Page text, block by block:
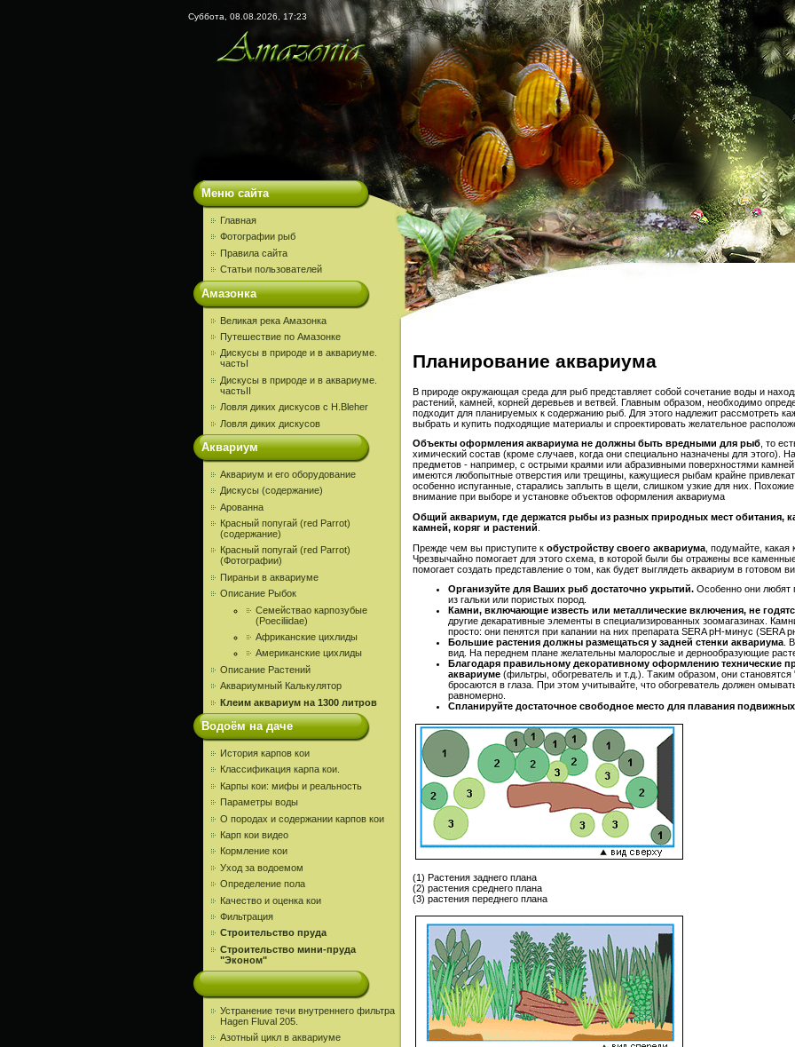
Суббота, 08.08.2026, 17:23
Меню сайта
Главная
Фотографии рыб
Правила сайта
Статьи пользователей
Амазонка
Великая река Амазонка
Путешествие по Амазонке
Дискусы в природе и в аквариуме.
частьI
Дискусы в природе и в аквариуме.
частьII
Ловля диких дискусов c H.Bleher
Ловля диких дискусов
Аквариум
Аквариум и его оборудование
Дискусы (содержание)
Арованна
Красный попугай (red Parrot)
(содержание)
Красный попугай (red Parrot)
(Фотографии)
Пираньи в аквариуме
Описание Рыбок
Семействао карпозубые
(Poeciliidae)
Африканские цихлиды
Американские цихлиды
Описание Растений
Аквариумный Калькулятор
Клеим аквариум на 1300 литров
Водоём на даче
История карпов кои
Классификация карпа кои.
Карпы кои: мифы и реальность
Параметры воды
О породах и содержании карпов кои
Карп кои видео
Кормление кои
Уход за водоемом
Определение пола
Качество и оценка кои
Фильтрация
Строительство пруда
Строительство мини-пруда
"Эконом"
Устранение течи внутреннего фильтра
Hagen Fluval 205.
Азотный цикл в аквариуме
Планирование аквариума
В природе окружающая среда для рыб представляет собой сочетание воды и
растений, камней, корней деревьев и ветвей. Главным образом, необходимо
подходит для планируемых к содержанию рыб. Для этого надлежит рассмотреть
выбрать и купить подходящие материалы и спроектировать желательное
Объекты оформления аквариума не должны быть вредными для рыб , то
химический состав (кроме случаев, когда они специально назначены для этого).
предметов - например, с острыми краями или абразивными поверхностями
имеются любопытные отверстия или трещины, кажущиеся рыбам крайне
особенно испуганные, старались заплыть в щели, слишком узкие для них.
внимание при выборе и установке объектов оформления аквариума
Общий аквариум, где держатся рыбы из разных природных мест обитания,
камней, коряг и растений
Прежде чем вы приступите к обустройству своего аквариума , подумайте,
Чрезвычайно помогает для этого схема, в которой были бы отражены все
помогает создать представление о том, как будет выглядеть аквариум в готовом
Организуйте для Ваших рыб достаточно укрытий. Особенно они любят
из гальки или пористых пород.
Камни, включающие известь или металлические включения, не
другие декаративные элементы в специализированных зоомагазинах.
просто: они пенятся при капании на них препарата SERA pH-минус (SERA
Большие растения должны размещаться у задней стенки аквариума .
вид. На переднем плане желательны малорослые и дернообразующие
Благодаря правильному декоративному оформлению технические
аквариуме (фильтры, обогреватель и т.д.). Таким образом, они
бросаются в глаза. При этом учитывайте, что обогреватель должен
равномерно.
Спланируйте достаточное свободное место для плавания
(1) Растения заднего плана
(2) растения среднего плана
(3) растения переднего плана